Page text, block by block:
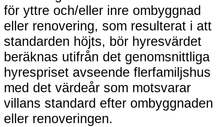
för yttre och/eller inre ombyggnad
eller renovering, som resulterat i att
standarden höjts, bör hyresvärdet
beräknas utifrån det genomsnittliga
hyrespriset avseende flerfamiljshus
med det värdeår som motsvarar
villans standard efter ombyggnaden
eller renoveringen.